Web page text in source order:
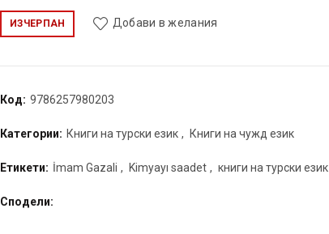
ИЗЧЕРПАН Добави в желания
Код: 9786257980203
Категории: Книги на турски език , Книги на чужд език
Етикети: İmam Gazali , Kimyayı saadet , книги на турски език
Сподели